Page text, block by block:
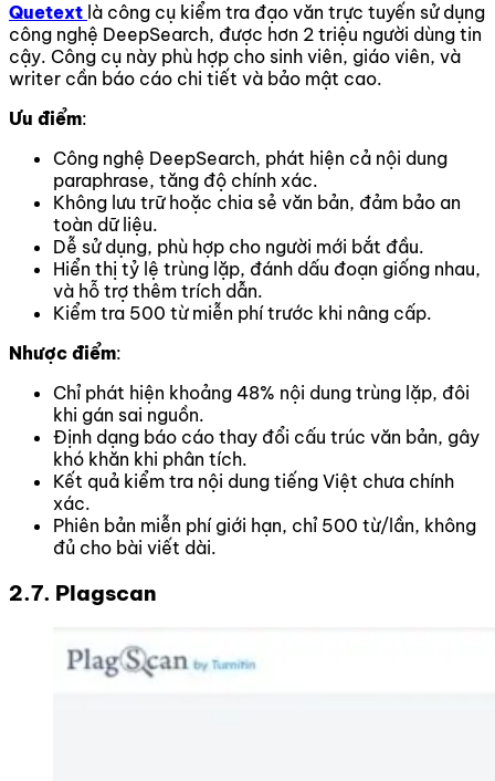
Quetext là công cụ kiểm tra đạo văn trực tuyến sử dụng
công nghệ DeepSearch, được hơn 2 triệu người dùng tin
cậy. Công cụ này phù hợp cho sinh viên, giáo viên, và
writer cần báo cáo chi tiết và bảo mật cao.
Ưu điểm:
Công nghệ DeepSearch, phát hiện cả nội dung
paraphrase, tăng độ chính xác.
Không lưu trữ hoặc chia sẻ văn bản, đảm bảo an
toàn dữ liệu.
Dễ sử dụng, phù hợp cho người mới bắt đầu.
Hiển thị tỷ lệ trùng lặp, đánh dấu đoạn giống nhau,
và hỗ trợ thêm trích dẫn.
Kiểm tra 500 từ miễn phí trước khi nâng cấp.
Nhược điểm:
Chỉ phát hiện khoảng 48% nội dung trùng lặp, đôi
khi gán sai nguồn.
Định dạng báo cáo thay đổi cấu trúc văn bản, gây
khó khăn khi phân tích.
Kết quả kiểm tra nội dung tiếng Việt chưa chính
xác.
Phiên bản miễn phí giới hạn, chỉ 500 từ/lần, không
đủ cho bài viết dài.
2.7. Plagscan